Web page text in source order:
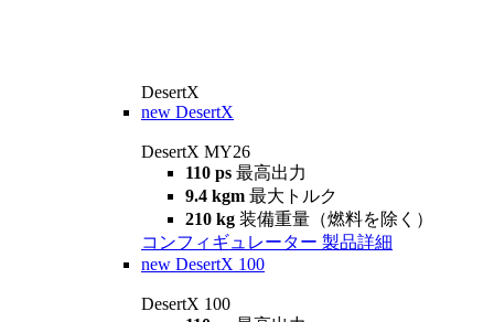
DesertX
new DesertX
DesertX MY26
110 ps 最高出力
9.4 kgm 最大トルク
210 kg 装備重量（燃料を除く）
コンフィギュレーター 製品詳細
new DesertX 100
DesertX 100